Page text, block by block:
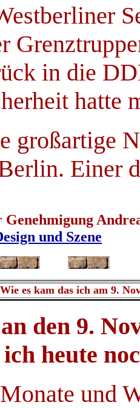
in die
hatte
großartige
Einer
und Szene
Wie es kam das ich am 9.
den 9.
heute
und